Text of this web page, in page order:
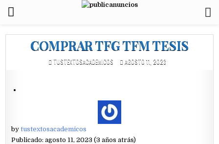
COMPRAR TFG TFM TESIS
TUSTEXTOSACADEMICOS AGOSTO 11, 2023
bytustextosacademicos
Publicado: agosto 11, 2023 (3 años atrás)